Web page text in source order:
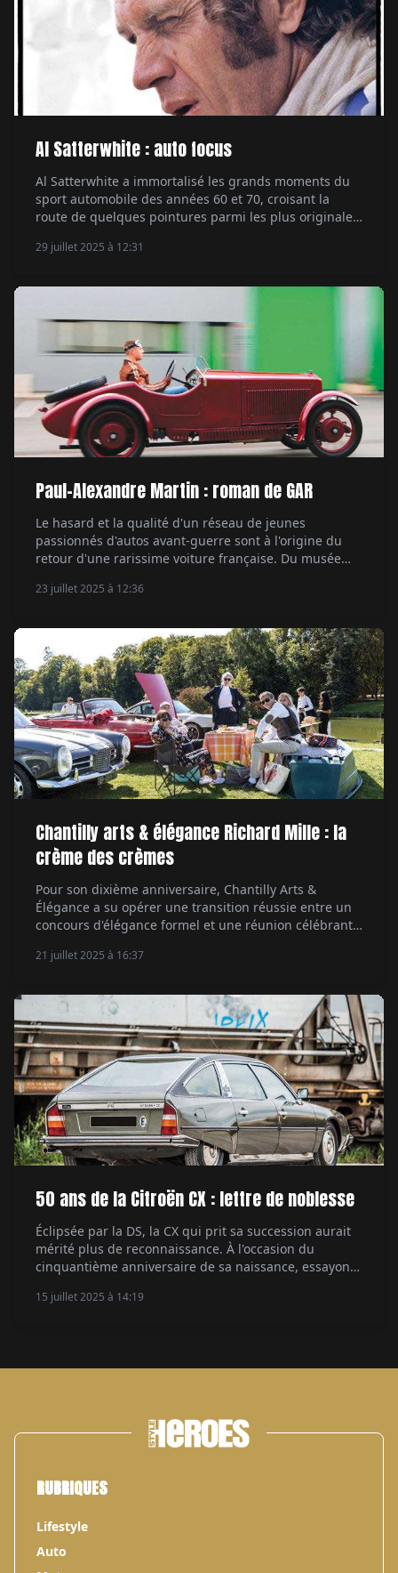
Al Satterwhite : auto focus
Al Satterwhite a immortalisé les grands moments du
sport automobile des années 60 et 70, croisant la
route de quelques pointures parmi les plus originales
passant par un certain Paul Newman. Par Jean-
29 juillet 2025 à 12:31
Paul-Alexandre Martin : roman de GAR
Le hasard et la qualité d'un réseau de jeunes
passionnés d'autos avant-guerre sont à l'origine du
retour d'une rarissime voiture française. Du musée
historiques. Par Marc de Tienda.
23 juillet 2025 à 12:36
Chantilly arts & élégance Richard Mille : la
crème des crèmes
Pour son dixième anniversaire, Chantilly Arts &
Élégance a su opérer une transition réussie entre un
concours d'élégance formel et une réunion célébrant
vrai succès couronné par une fréquentation record.
21 juillet 2025 à 16:37
50 ans de la Citroën CX : lettre de noblesse
Éclipsée par la DS, la CX qui prit sa succession aurait
mérité plus de reconnaissance. À l'occasion du
cinquantième anniversaire de sa naissance, essayons
de noblesse aux initiales du coefficient de traînée. Par
15 juillet 2025 à 14:19
RUBRIQUES
Lifestyle
Auto